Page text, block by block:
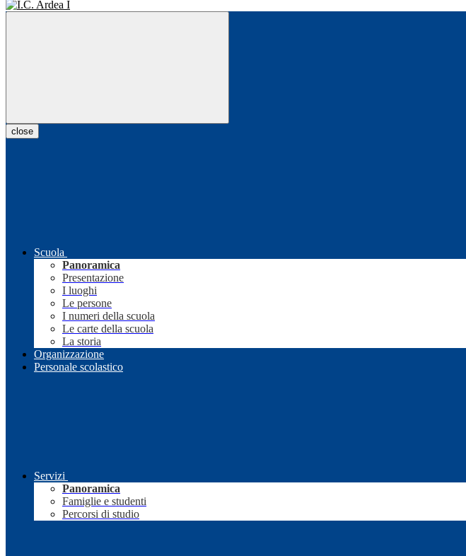
close
Scuola
Panoramica
Presentazione
I luoghi
Le persone
I numeri della scuola
Le carte della scuola
La storia
Organizzazione
Personale scolastico
Servizi
Panoramica
Famiglie e studenti
Percorsi di studio